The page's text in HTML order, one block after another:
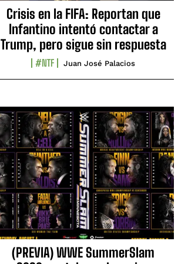
Crisis en la FIFA: Reportan que
Infantino intentó contactar a
Trump, pero sigue sin respuesta
#NTF Juan José Palacios
(PREVIA) WWE SummerSlam